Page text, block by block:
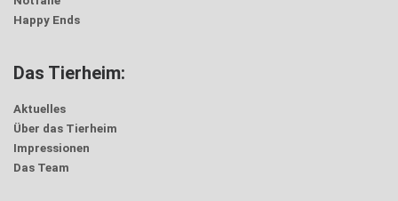
Happy Ends
Das Tierheim:
Aktuelles
Über das Tierheim
Impressionen
Das Team